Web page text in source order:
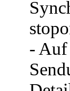
- Auf